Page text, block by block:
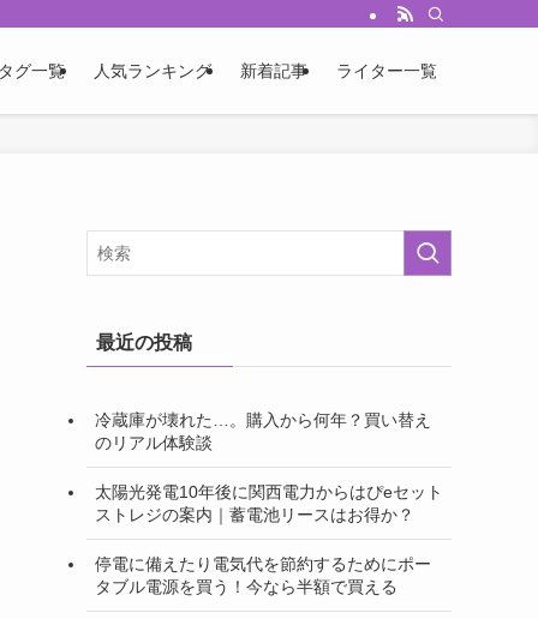
グ一覧 人気ランキング 新着記事 ライター一覧
最近の投稿
冷蔵庫が壊れた…。購入から何年？買い替え
のリアル体験談
太陽光発電10年後に関西電力からはぴeセット
ストレジの案内｜蓄電池リースはお得か？
停電に備えたり電気代を節約するためにポー
タブル電源を買う！今なら半額で買える